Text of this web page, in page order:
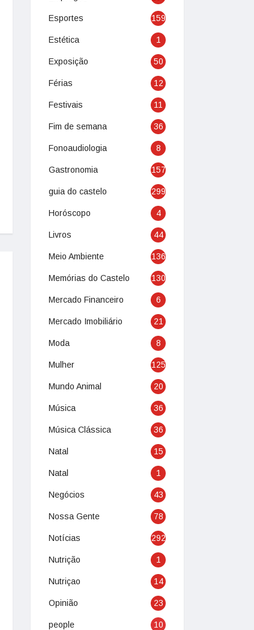
Esportes 159
Estética 1
Exposição 50
Férias 12
Festivais 11
Fim de semana 36
Fonoaudiologia 8
Gastronomia 157
guia do castelo 299
Horóscopo 4
Livros 44
Meio Ambiente 136
Memórias do Castelo 130
Mercado Financeiro 6
Mercado Imobiliário 21
Moda 8
Mulher 125
Mundo Animal 20
Música 36
Música Clássica 36
Natal 15
Natal 1
Negócios 43
Nossa Gente 78
Notícias 292
Nutrição 1
Nutriçao 14
Opinião 23
people 10